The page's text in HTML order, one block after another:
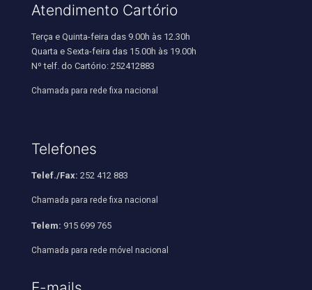
Atendimento Cartório
Terça e Quinta-feira das 9.00h às 12.30h
Quarta e Sexta-feira das 15.00h às 19.00h
Nº telf. do Cartório: 252412883
Chamada para rede fixa nacional
Telefones
Telef./Fax: 252 412 883
Chamada para rede fixa nacional
Telem: 915 699 765
Chamada para rede móvel nacional